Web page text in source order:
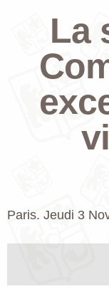
La
Paris. Jeudi 3